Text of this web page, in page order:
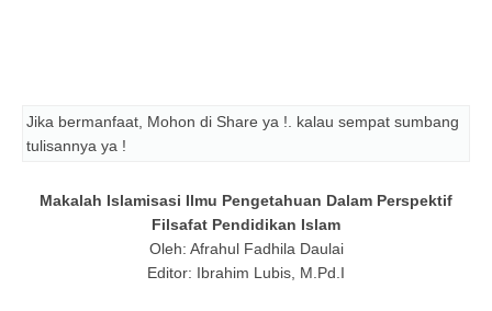
Jika bermanfaat, Mohon di Share ya !. kalau sempat sumbang
tulisannya ya !
Makalah Islamisasi Ilmu Pengetahuan Dalam Perspektif
Filsafat Pendidikan Islam
Oleh: Afrahul Fadhila Daulai
Editor: Ibrahim Lubis, M.Pd.I